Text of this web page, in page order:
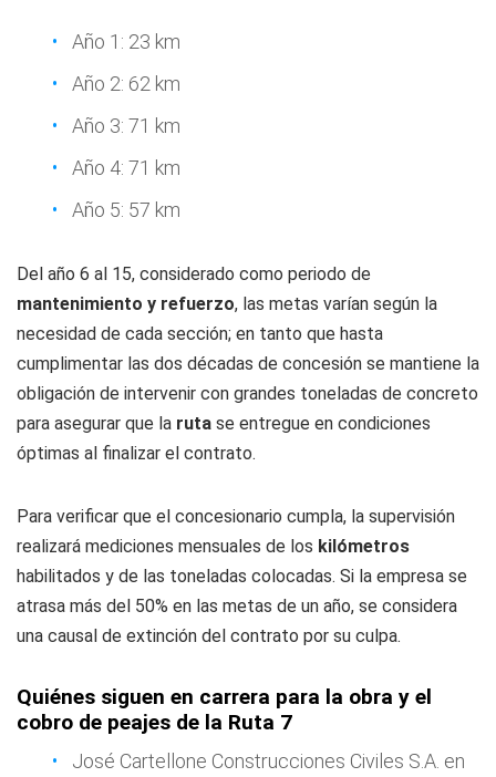
Año 1: 23 km
Año 2: 62 km
Año 3: 71 km
Año 4: 71 km
Año 5: 57 km
Del año 6 al 15, considerado como periodo de
mantenimiento y refuerzo, las metas varían según la
necesidad de cada sección; en tanto que hasta
cumplimentar las dos décadas de concesión se mantiene la
obligación de intervenir con grandes toneladas de concreto
para asegurar que la ruta se entregue en condiciones
óptimas al finalizar el contrato.
Para verificar que el concesionario cumpla, la supervisión
realizará mediciones mensuales de los kilómetros
habilitados y de las toneladas colocadas. Si la empresa se
atrasa más del 50% en las metas de un año, se considera
una causal de extinción del contrato por su culpa.
Quiénes siguen en carrera para la obra y el
cobro de peajes de la Ruta 7
José Cartellone Construcciones Civiles S.A. en